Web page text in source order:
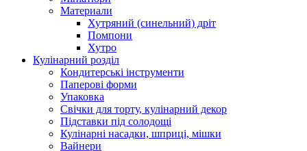
Материали
Хутряний (синельний) дріт
Помпони
Хутро
Кулінарний розділ
Кондитерські інструменти
Паперові форми
Упаковка
Свічки для торту, кулінарний декор
Підставки під солодощі
Кулінарні насадки, шприці, мішки
Вайнери